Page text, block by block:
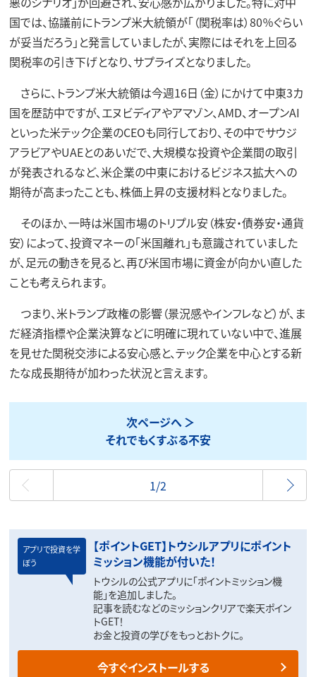
国では、協議前にトランプ米大統領が「（関税率は）80％ぐらい
が妥当だろう」と発言していましたが、実際にはそれを上回る
関税率の引き下げとなり、サプライズとなりました。
さらに、トランプ米大統領は今週16日（金）にかけて中東3カ
国を歴訪中ですが、エヌビディアやアマゾン、AMD、オープンAI
といった米テック企業のCEOも同行しており、その中でサウジ
アラビアやUAEとのあいだで、大規模な投資や企業間の取引
が発表されるなど、米企業の中東におけるビジネス拡大への
期待が高まったことも、株価上昇の支援材料となりました。
そのほか、一時は米国市場のトリプル安（株安・債券安・通貨
安）によって、投資マネーの「米国離れ」も意識されていました
が、足元の動きを見ると、再び米国市場に資金が向かい直した
ことも考えられます。
つまり、米トランプ政権の影響（景況感やインフレなど）が、ま
だ経済指標や企業決算などに明確に現れていない中で、進展
を見せた関税交渉による安心感と、テック企業を中心とする新
たな成長期待が加わった状況と言えます。
次ページへ
それでもくすぶる不安
最初
1/2
アプリで投資を学
ぼう
【ポイントGET】トウシルアプリにポイント
ミッション機能が付いた！
トウシルの公式アプリに「ポイントミッション機
能」を追加しました。
記事を読むなどのミッションクリアで楽天ポイン
トGET！
お金と投資の学びをもっとおトクに。
今すぐインストールする